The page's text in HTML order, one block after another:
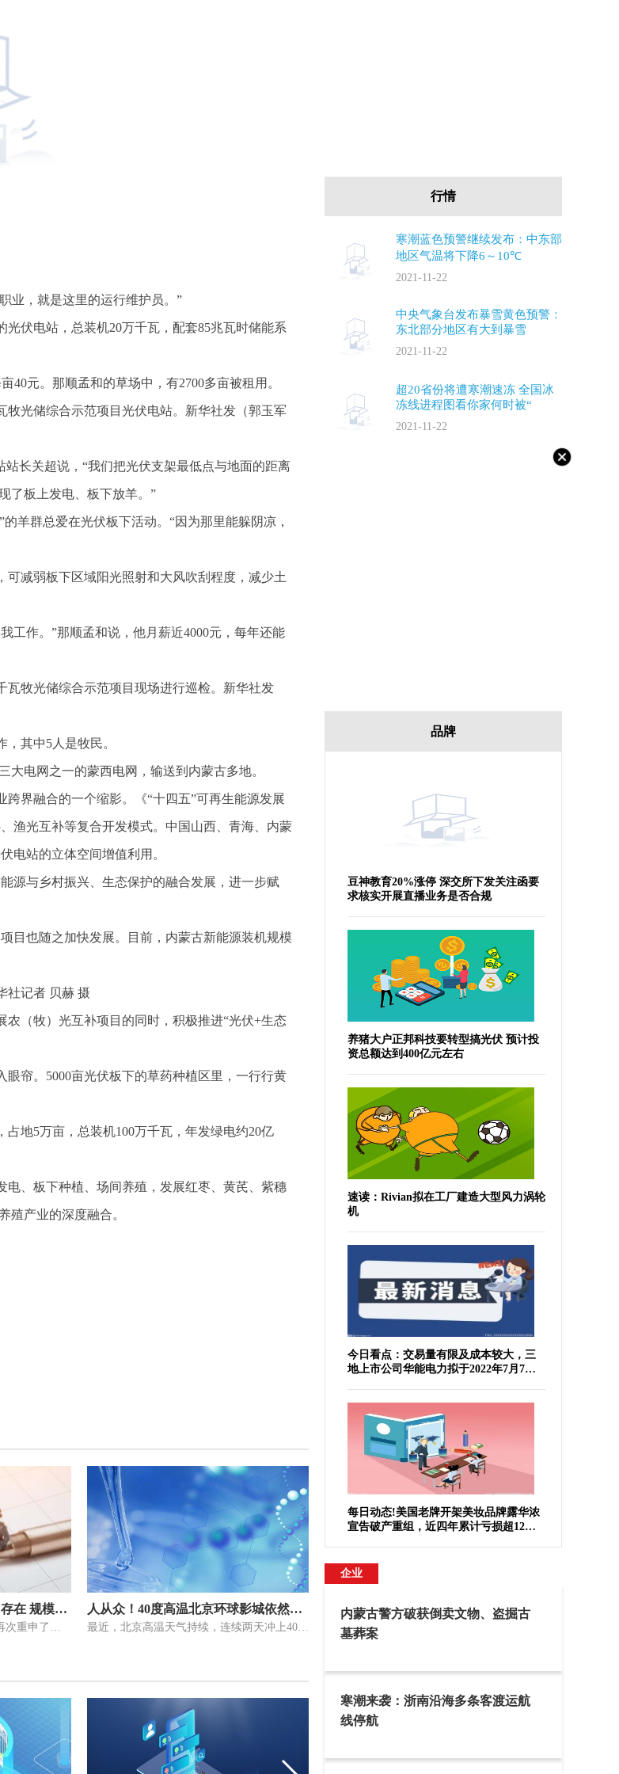
业，就是这里的运行维护员。”
伏电站，总装机20万千瓦，配套85兆瓦时储能系
40元。那顺孟和的草场中，有2700多亩被租用。
牧光储综合示范项目光伏电站。新华社发（郭玉军
长关超说，“我们把光伏支架最低点与地面的距离
了板上发电、板下放羊。”
羊群总爱在光伏板下活动。“因为那里能躲阴凉，
减弱板下区域阳光照射和大风吹刮程度，减少土
工作。”那顺孟和说，他月薪近4000元，每年还能
瓦牧光储综合示范项目现场进行巡检。新华社发
其中5人是牧民。
大电网之一的蒙西电网，输送到内蒙古多地。
界融合的一个缩影。《“十四五”可再生能源发展
渔光互补等复合开发模式。中国山西、青海、内蒙
电站的立体空间增值利用。
源与乡村振兴、生态保护的融合发展，进一步赋
目也随之加快发展。目前，内蒙古新能源装机规模
社记者 贝赫 摄
（牧）光互补项目的同时，积极推进“光伏+生态
帘。5000亩光伏板下的草药种植区里，一行行黄
地5万亩，总装机100万千瓦，年发绿电约20亿
、板下种植、场间养殖，发展红枣、黄芪、紫穗
殖产业的深度融合。
舅舅党再次确认《FF9Re》存在 规模比不上《FF7Re》 人从众！40度高温北京环球影城依然爆满
行情
寒潮蓝色预警继续发布：中东部
地区气温将下降6～10℃
2021-11-22
中央气象台发布暴雪黄色预警：
东北部分地区有大到暴雪
2021-11-22
超20省份将遭寒潮速冻 全国冰
冻线进程图看你家何时被“
2021-11-22
品牌
豆神教育20%涨停 深交所下发关注函要
求核实开展直播业务是否合规
养猪大户正邦科技要转型搞光伏 预计投
资总额达到400亿元左右
速读：Rivian拟在工厂建造大型风力涡轮
机
今日看点：交易量有限及成本较大，三
地上市公司华能电力拟于2022年7月7日
每日动态!美国老牌开架美妆品牌露华浓
宣告破产重组，近四年累计亏损超12亿
企业
内蒙古警方破获倒卖文物、盗掘古
墓葬案
寒潮来袭：浙南沿海多条客渡运航
线停航